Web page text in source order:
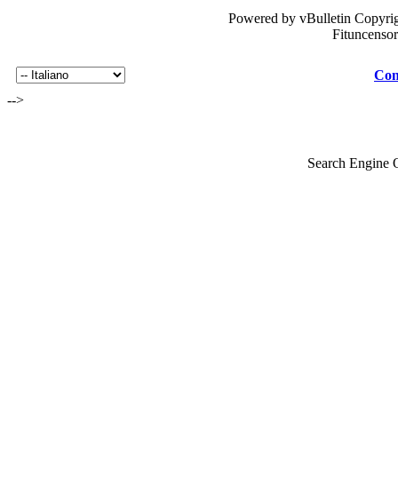
Powered by vBulletin
-->
Search Engine